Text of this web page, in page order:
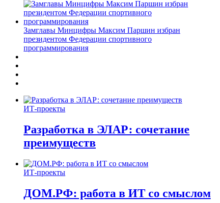
Замглавы Минцифры Максим Паршин избран
президентом Федерации спортивного
программирования
ИТ-проекты
Разработка в ЭЛАР: сочетание
преимуществ
ИТ-проекты
ДОМ.РФ: работа в ИТ со смыслом